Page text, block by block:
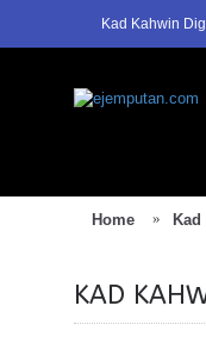
Kad Kahwin
Home Kad
KAD